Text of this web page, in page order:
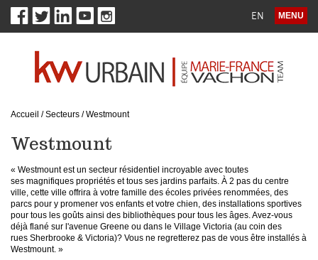
MENU
EN
Accueil / Secteurs /Westmount
Westmount
« Westmount est un secteur résidentiel incroyable avec toutes
ses magnifiques propriétés et tous ses jardins parfaits. À 2 pas du centre
ville, cette ville offrira à votre famille des écoles privées renommées, des
parcs pour y promener vos enfants et votre chien, des installations sportives
pour tous les goûts ainsi des bibliothèques pour tous les âges. Avez-vous
déjà flané sur l'avenue Greene ou dans le Village Victoria (au coin des
rues Sherbrooke & Victoria)? Vous ne regretterez pas de vous être installés à
Westmount. »